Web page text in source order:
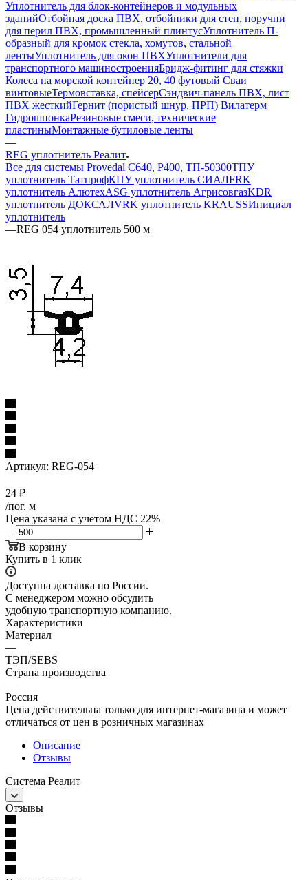
Уплотнитель для блок-контейнеров и модульных
зданийОтбойная доска ПВХ, отбойники для стен, поручни
для перил ПВХ, промышленный плинтусУплотнитель П-
образный для кромок стекла, хомутов, стальной
лентыУплотнитель для окон ПВХУплотнители для
транспортного машиностроенияБридж-фитинг для стяжки
Колеса на морской контейнер 20, 40 футовый Сваи
винтовыеТермовставка, спейсерСэндвич-панель ПВХ, лист
ПВХ жесткийГернит (пористый шнур, ПРП) Вилатерм
ГидрошпонкаРезиновые смеси, технические
пластиныМонтажные бутиловые ленты
—
REG уплотнитель Реалит
Все для системы Provedal С640, Р400, ТП-50300ТПУ
уплотнитель ТатпрофКПУ уплотнитель СИАЛFRK
уплотнитель АлютехASG уплотнитель АгрисовгазKDR
уплотнитель ДОКСАЛVRK уплотнитель KRAUSSИнициал
уплотнитель
—REG 054 уплотнитель 500 м
Артикул: REG-054
24 ₽
/пог. м
Цена указана с учетом НДС 22%
В корзину
Купить в 1 клик
Доступна доставка по России.
С менеджером можно обсудить
удобную транспортную компанию.
Характеристики
Материал
—
ТЭП/SEBS
Страна производства
—
Россия
Цена действительна только для интернет-магазина и может
отличаться от цен в розничных магазинах
Описание
Отзывы
Система Реалит
Отзывы